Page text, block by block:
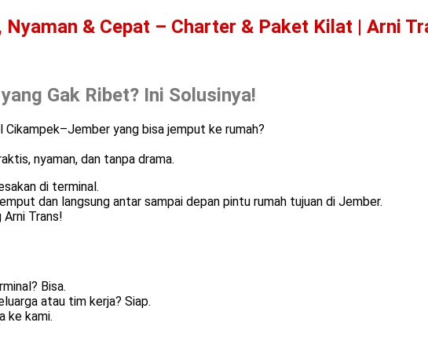
& Cepat – Charter & Paket Kilat | Arni
Gak Ribet? Ini Solusinya!
yang bisa jemput ke rumah?
nyaman, dan tanpa drama.
di terminal.
dan langsung antar sampai depan pintu rumah tujuan di Jember.
Arni Trans!
Bisa.
atau tim kerja? Siap.
ke kami.